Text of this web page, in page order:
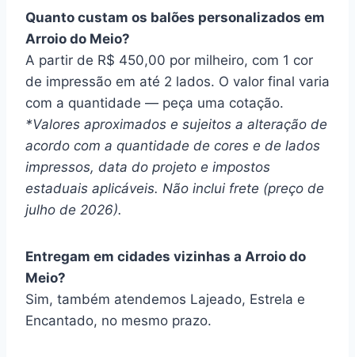
Quanto custam os balões personalizados em
Arroio do Meio?
A partir de R$ 450,00 por milheiro, com 1 cor
de impressão em até 2 lados. O valor final varia
com a quantidade — peça uma cotação.
*Valores aproximados e sujeitos a alteração de
acordo com a quantidade de cores e de lados
impressos, data do projeto e impostos
estaduais aplicáveis. Não inclui frete (preço de
julho de 2026).
Entregam em cidades vizinhas a Arroio do
Meio?
Sim, também atendemos Lajeado, Estrela e
Encantado, no mesmo prazo.